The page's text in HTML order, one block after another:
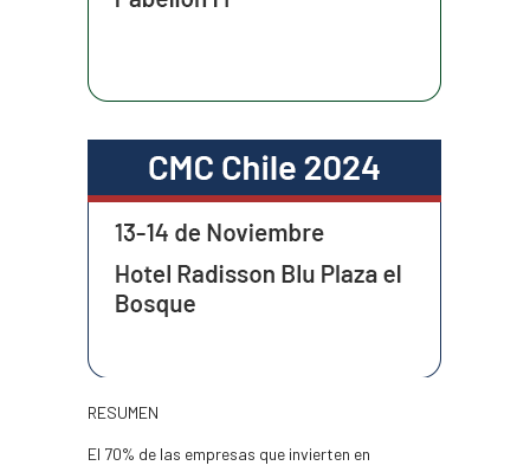
RESUMEN
El 70% de las empresas que invierten en